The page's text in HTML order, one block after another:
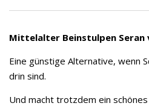
Mittelalter Beinstulpen Seran
Eine günstige Alternative, wenn
drin sind.
Und macht trotzdem ein